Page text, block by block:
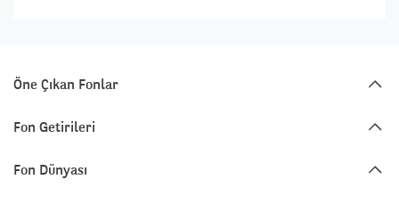
Öne Çıkan Fonlar
Fon Getirileri
Fon Dünyası